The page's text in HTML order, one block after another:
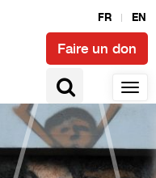
FR EN
Faire un don